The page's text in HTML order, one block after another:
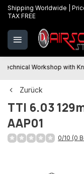
Shipping Worldwide |
TAX FREE
Technical Workshop with
Zurück
TTI 6.03
AAP01
0/10 (0